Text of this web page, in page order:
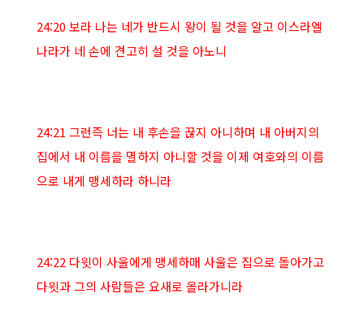
24:20 보라 나는 네가 반드시 왕이 될 것을 알고 이스라엘
나라가 네 손에 견고히 설 것을 아노니
24:21 그런즉 너는 내 후손을 끊지 아니하며 내 아버지의
집에서 내 이름을 멸하지 아니할 것을 이제 여호와의 이름
으로 내게 맹세하라 하니라
24:22 다윗이 사울에게 맹세하매 사울은 집으로 돌아가고
다윗과 그의 사람들은 요새로 올라가니라